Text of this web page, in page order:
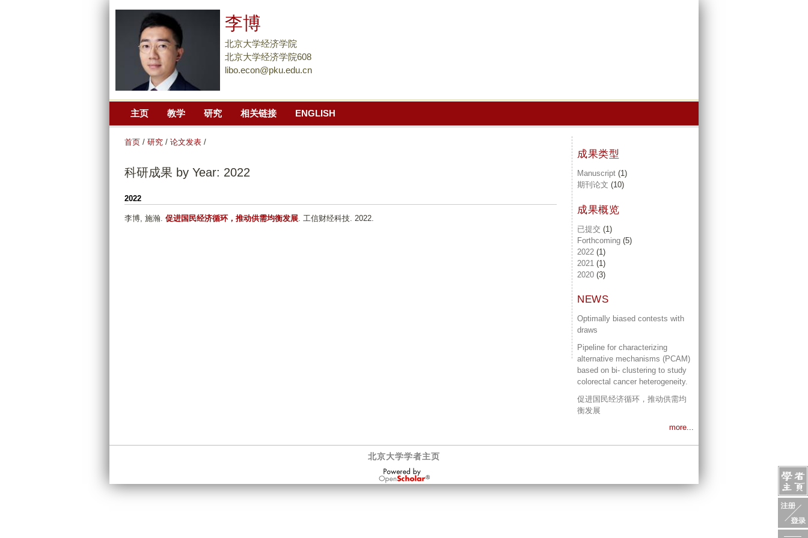
主
李博
北京大学经济学院
北京大学经济学院608
libo.econ@pku.edu.cn
主页 教学 研究 相关链接 ENGLISH
首页 / 研究 / 论文发表 /
科研成果 by Year: 2022
2022
李博, 施瀚. 促进国民经济循环，推动供需均衡发展. 工信财经科技. 2022.
成果类型
Manuscript (1)
期刊论文 (10)
成果概览
已提交 (1)
Forthcoming (5)
2022 (1)
2021 (1)
2020 (3)
NEWS
Optimally biased contests with
draws
Pipeline for characterizing
alternative mechanisms (PCAM)
based on bi- clustering to study
colorectal cancer heterogeneity.
促进国民经济循环，推动供需均
衡发展
more...
北京大学学者主页
OpenScholar